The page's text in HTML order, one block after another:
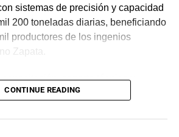
sistemas de precisión y capacidad
200 toneladas diarias, beneficiando
productores de los ingenios
Zapata.
capacitación, soporte técnico y
y permitirá incrementar en al menos
ingresos del sector. Con estas
CONTINUE READING